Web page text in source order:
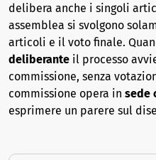
delibera anche i singoli
assemblea si svolgono
articoli e il voto finale.
deliberante il processo
commissione, senza
commissione opera in sede
esprimere un parere sul